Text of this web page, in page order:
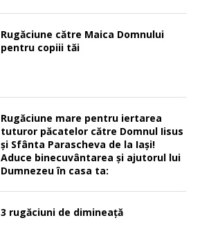
Rugăciune către Maica Domnului
pentru copiii tăi
Rugăciune mare pentru iertarea
tuturor păcatelor către Domnul Iisus
şi Sfânta Parascheva de la Iaşi!
Aduce binecuvântarea şi ajutorul lui
Dumnezeu în casa ta:
3 rugăciuni de dimineață